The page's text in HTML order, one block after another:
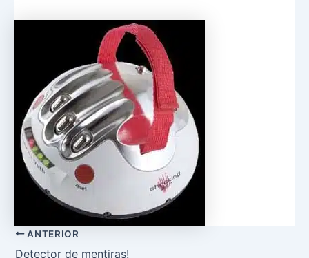
ANTERIOR
Detector de mentiras!